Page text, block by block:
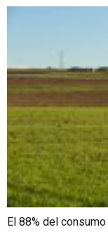
El 88% del